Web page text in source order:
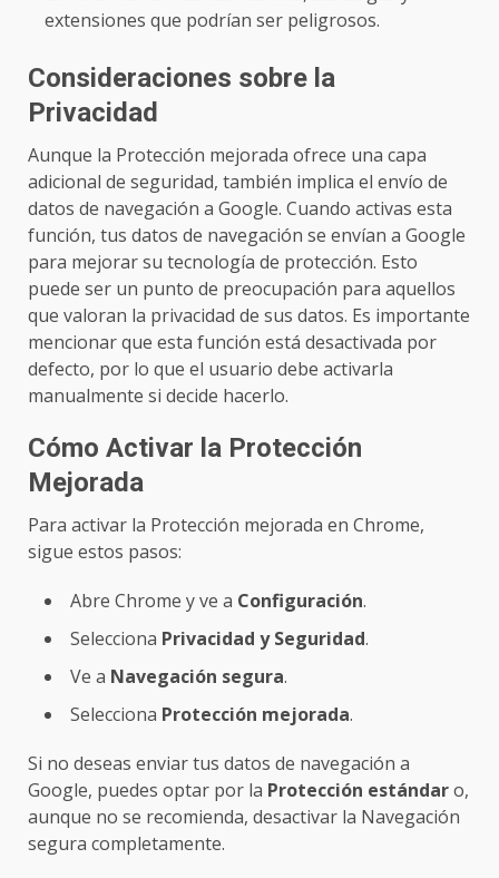
extensiones que podrían ser peligrosos.
Consideraciones sobre la
Privacidad
Aunque la Protección mejorada ofrece una capa
adicional de seguridad, también implica el envío de
datos de navegación a Google. Cuando activas esta
función, tus datos de navegación se envían a Google
para mejorar su tecnología de protección. Esto
puede ser un punto de preocupación para aquellos
que valoran la privacidad de sus datos. Es importante
mencionar que esta función está desactivada por
defecto, por lo que el usuario debe activarla
manualmente si decide hacerlo.
Cómo Activar la Protección
Mejorada
Para activar la Protección mejorada en Chrome,
sigue estos pasos:
Abre Chrome y ve a Configuración.
Selecciona Privacidad y Seguridad.
Ve a Navegación segura.
Selecciona Protección mejorada.
Si no deseas enviar tus datos de navegación a
Google, puedes optar por la Protección estándaro,
aunque no se recomienda, desactivar la Navegación
segura completamente.